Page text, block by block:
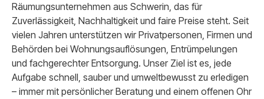
Räumungsunternehmen aus Schwerin, das für
Zuverlässigkeit, Nachhaltigkeit und faire Preise steht. Seit
vielen Jahren unterstützen wir Privatpersonen, Firmen und
Behörden bei Wohnungsauflösungen, Entrümpelungen
und fachgerechter Entsorgung. Unser Ziel ist es, jede
Aufgabe schnell, sauber und umweltbewusst zu erledigen
– immer mit persönlicher Beratung und einem offenen Ohr